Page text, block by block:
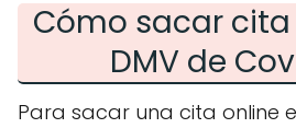
Cómo sacar cita
DMV de
Para sacar una cita online